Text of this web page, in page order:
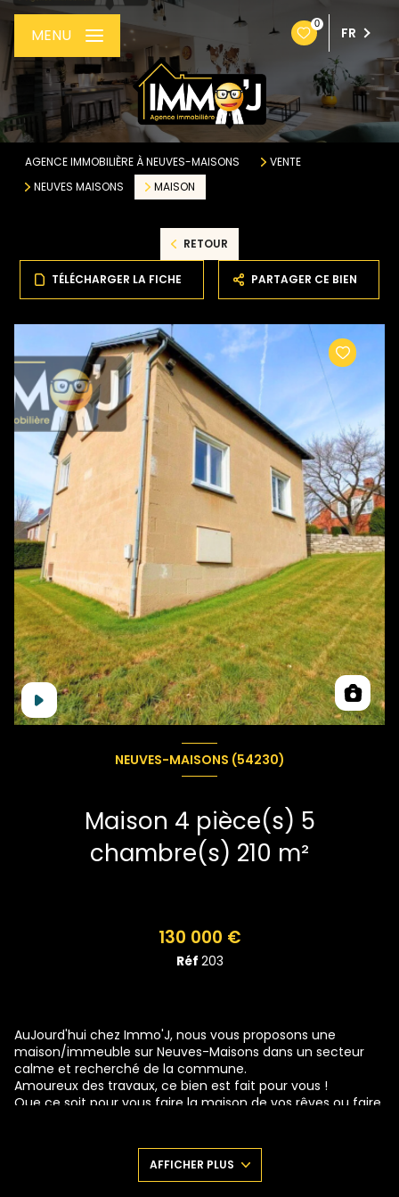
0
FR
MENU
AGENCE IMMOBILIÈRE À NEUVES-MAISONS
VENTE
NEUVES MAISONS
MAISON
RETOUR
TÉLÉCHARGER LA FICHE PARTAGER CE BIEN
NEUVES-MAISONS (54230)
Maison 4 pièce(s) 5
chambre(s) 210 m²
130 000 €
Réf 203
AuJourd'hui chez Immo'J, nous vous proposons une
maison/immeuble sur Neuves-Maisons dans un secteur
calme et recherché de la commune.
Amoureux des travaux, ce bien est fait pour vous !
Que ce soit pour vous faire la maison de vos rêves ou faire
Je vous invite sur le 1er niveau, on peut imaginer une belle
pièce de vie avec la cuisine où depuis ce côté, vous
pourrez faire miJoter tous vos plats. On peut également se
AFFICHER PLUS